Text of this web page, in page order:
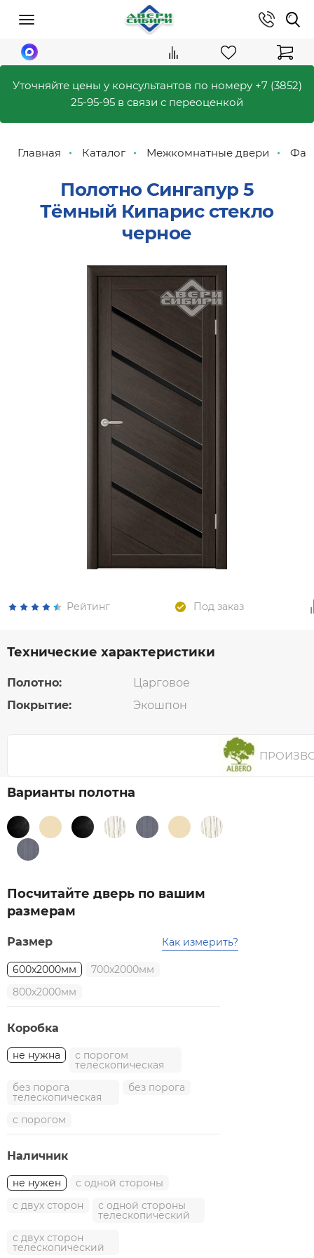
Уточняйте цены у консультантов по номеру +7 (3852)
25-95-95 в связи с переоценкой
Главная Каталог Межкомнатные двери
Полотно Сингапур 5
Тёмный Кипарис стекло
черное
Рейтинг Под заказ
Технические характеристики
Полотно:
Царговое
Покрытие:
Экошпон
Варианты полотна
Посчитайте дверь по вашим
размерам
Размер Как измерить?
600x2000мм
700x2000мм
800x2000мм
Коробка
не нужна с порогом
телескопическая
без порога
телескопическая
без порога
с порогом
Наличник
не нужен
с одной стороны
с двух сторон
с одной стороны
телескопический
с двух сторон
телескопический